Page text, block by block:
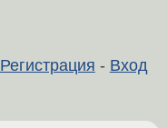
Регистрация - Вход